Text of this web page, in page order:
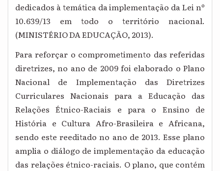
dedicados à temática da implementação da Lei nº
10.639/13 em todo o território nacional.
(MINISTÉRIO DA EDUCAÇÃO, 2013).
Para reforçar o comprometimento das referidas
diretrizes, no ano de 2009 foi elaborado o Plano
Nacional de Implementação das Diretrizes
Curriculares Nacionais para a Educação das
Relações Étnico-Raciais e para o Ensino de
História e Cultura Afro-Brasileira e Africana,
sendo este reeditado no ano de 2013. Esse plano
amplia o diálogo de implementação da educação
das relações étnico-raciais. O plano, que contém